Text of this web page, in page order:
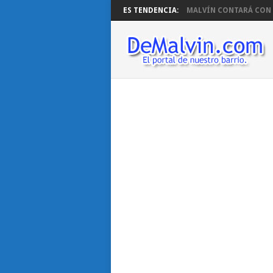
ES TENDENCIA: MALVÍN CONTARÁ CON